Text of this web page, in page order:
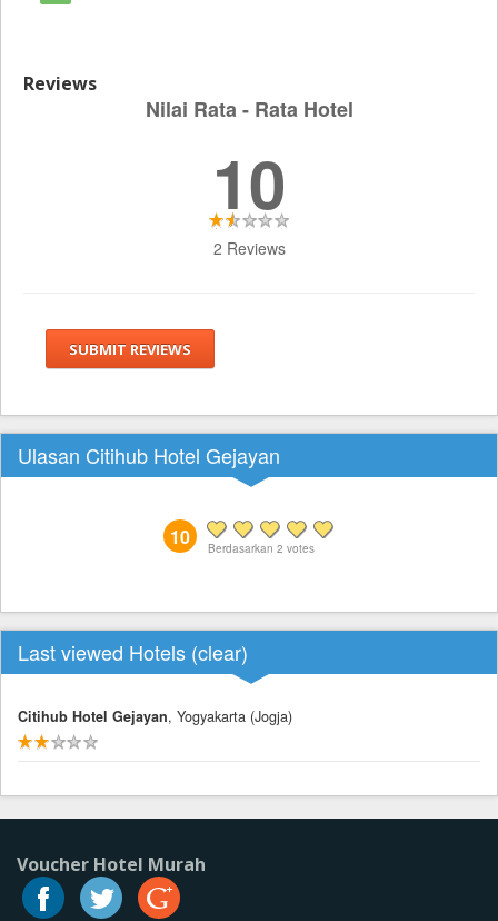
Reviews
Nilai Rata - Rata Hotel
10
2 Reviews
SUBMIT REVIEWS
Ulasan Citihub Hotel Gejayan
10 Berdasarkan 2 votes
Last viewed Hotels (clear)
Citihub Hotel Gejayan, Yogyakarta (Jogja)
Voucher Hotel Murah